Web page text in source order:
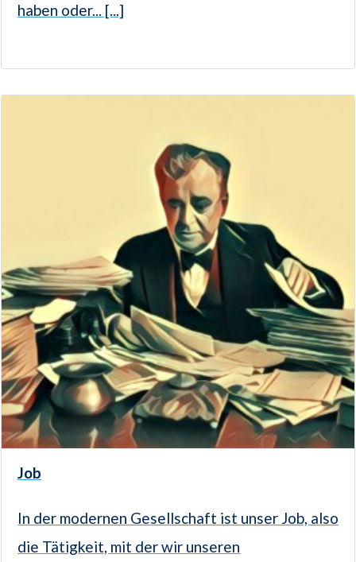
haben oder... [...]
Job
In der modernen Gesellschaft ist unser Job, also
die Tätigkeit, mit der wir unseren